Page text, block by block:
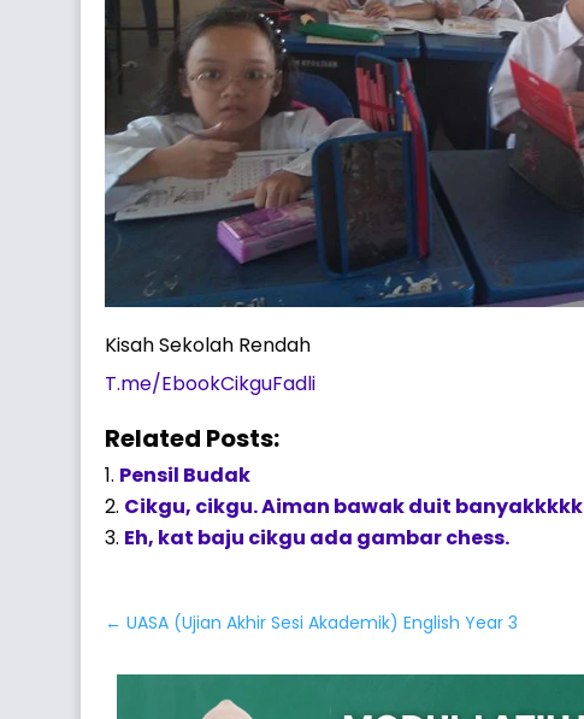
Kisah Sekolah Rendah
T.me/EbookCikguFadli
Related Posts:
Pensil Budak
Cikgu, cikgu. Aiman bawak duit banyakkkkk
Eh, kat baju cikgu ada gambar chess.
←UASA (Ujian Akhir Sesi Akademik) English Year 3